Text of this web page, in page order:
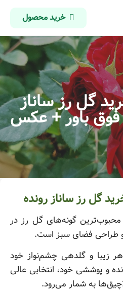
خرید محصول
گل رز ساناز
فوق باور + عکس
گل رز ساناز رونده
محبوب‌ترین گونه‌های گل رز در
و طراحی فضای سبز است.
زیبا و گلدهی چشم‌نواز خود
و پوششی خود، انتخابی عالی
به شمار می‌رود.